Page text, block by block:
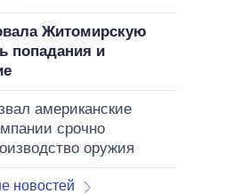
Житомирскую
попадания и
американские
срочно
оружия
новостей